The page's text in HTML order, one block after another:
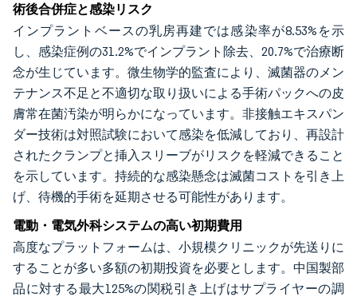
術後合併症と感染リスク
インプラントベースの乳房再建では感染率が8.53%を示
し、感染症例の31.2%でインプラント除去、20.7%で治療断
念が生じています。微生物学的監査により、滅菌器のメン
テナンス不足と不適切な取り扱いによる手術パックへの皮
膚常在菌汚染が明らかになっています。非接触エキスパン
ダー技術は対照試験において感染を低減しており、再設計
されたクランプと挿入スリーブがリスクを軽減できること
を示しています。持続的な感染懸念は滅菌コストを引き上
げ、待機的手術を延期させる可能性があります。
電動・電気外科システムの高い初期費用
高度なプラットフォームは、小規模クリニックが先送りに
することが多い多額の初期投資を必要とします。中国製部
品に対する最大125%の関税引き上げはサプライヤーの調